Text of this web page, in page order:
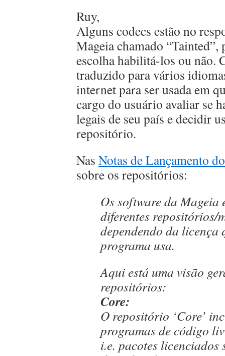
Ruy,
Alguns codecs estão no
Mageia chamado “Tainted”,
escolha habilitá-los ou não.
traduzido para vários
internet para ser usada em
cargo do usuário avaliar se
legais de seu país e decidir
repositório.
Nas Notas de Lançamento
sobre os repositórios:
Os software da Mageia
diferentes repositórios/
dependendo da licença
programa usa.
Aqui está uma visão
repositórios:
Core:
O repositório ‘Core’
programas de código
i.e. pacotes licenciados